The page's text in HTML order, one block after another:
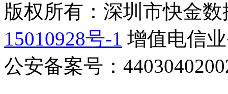
版权所有：深圳市快金
15010928号-1 增值电信
公安备案号：